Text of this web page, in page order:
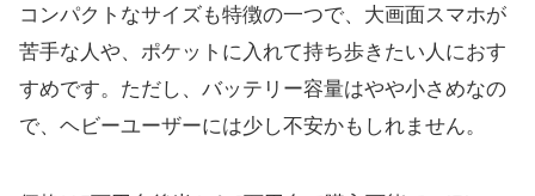
コンパクトなサイズも特徴の一つで、大画面スマホが
苦手な人や、ポケットに入れて持ち歩きたい人におす
すめです。ただし、バッテリー容量はやや小さめなの
で、ヘビーユーザーには少し不安かもしれません。